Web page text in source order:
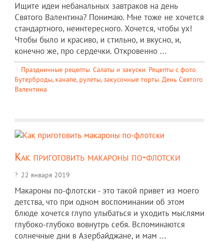
Ищите идеи небанальных завтраков на день
Святого Валентина? Понимаю. Мне тоже не хочется
стандартного, неинтересного. Хочется, чтобы ух!
Чтобы было и красиво, и стильно, и вкусно, и,
конечно же, про сердечки. Откровенно ...
Праздничные рецепты, Салаты и закуски, Рецепты c фото,
Бутерброды, канапе, рулеты, закусочные торты, День Святого
Валентина
Как приготовить макароны по-флотски
22 января 2019
Макароны по-флотски - это такой привет из моего
детства, что при одном воспоминании об этом
блюде хочется глупо улыбаться и уходить мыслями
глубоко-глубоко вовнутрь себя. Вспоминаются
солнечные дни в Азербайджане, и мам ...